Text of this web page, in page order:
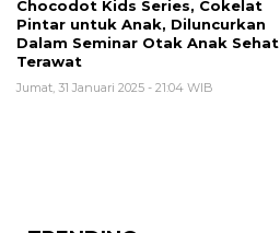
Chocodot Kids Series, Cokelat
Pintar untuk Anak, Diluncurkan
Dalam Seminar Otak Anak Sehat
Terawat
Jumat, 31 Januari 2025 - 21:04 WIB